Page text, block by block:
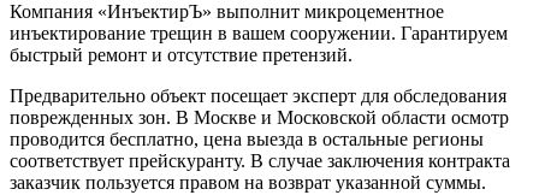
Компания «ИнъектирЪ» выполнит микроцементное
инъектирование трещин в вашем сооружении. Гарантируем
быстрый ремонт и отсутствие претензий.
Предварительно объект посещает эксперт для обследования
поврежденных зон. В Москве и Московской области осмотр
проводится бесплатно, цена выезда в остальные регионы
соответствует прейскуранту. В случае заключения контракта
заказчик пользуется правом на возврат указанной суммы.